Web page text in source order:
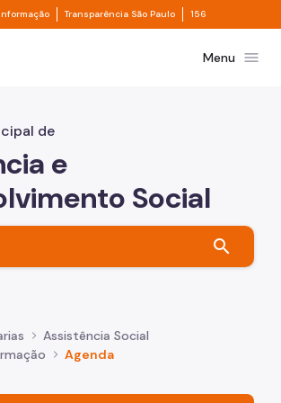
principal
Divisor de acesso à informação
Transparência São Paulo Divisor de
156
de São PauloMenu menu
de
e
Social
search
Assistência Social
Agenda